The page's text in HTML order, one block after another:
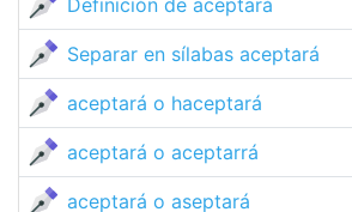
Definición de aceptará
Separar en sílabas aceptará
aceptará o haceptará
aceptará o aceptarrá
aceptará o aseptará